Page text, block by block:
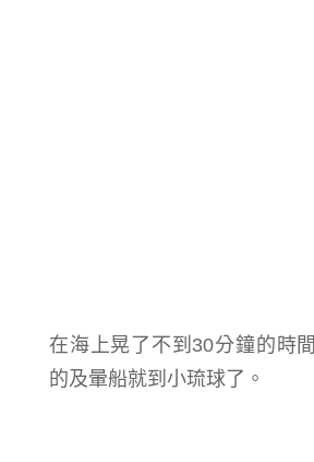
在海上晃了 不到30分鐘的時間
的及暈船就到小琉球了。